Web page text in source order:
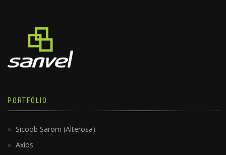
PORTFÓLIO
Sicoob Sarom (Alterosa)
Axios